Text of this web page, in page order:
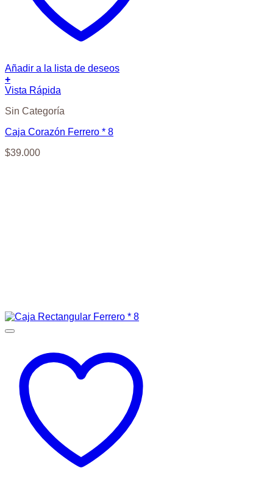
Añadir a la lista de deseos
+
Vista Rápida
Sin Categoría
Caja Corazón Ferrero * 8
$39.000